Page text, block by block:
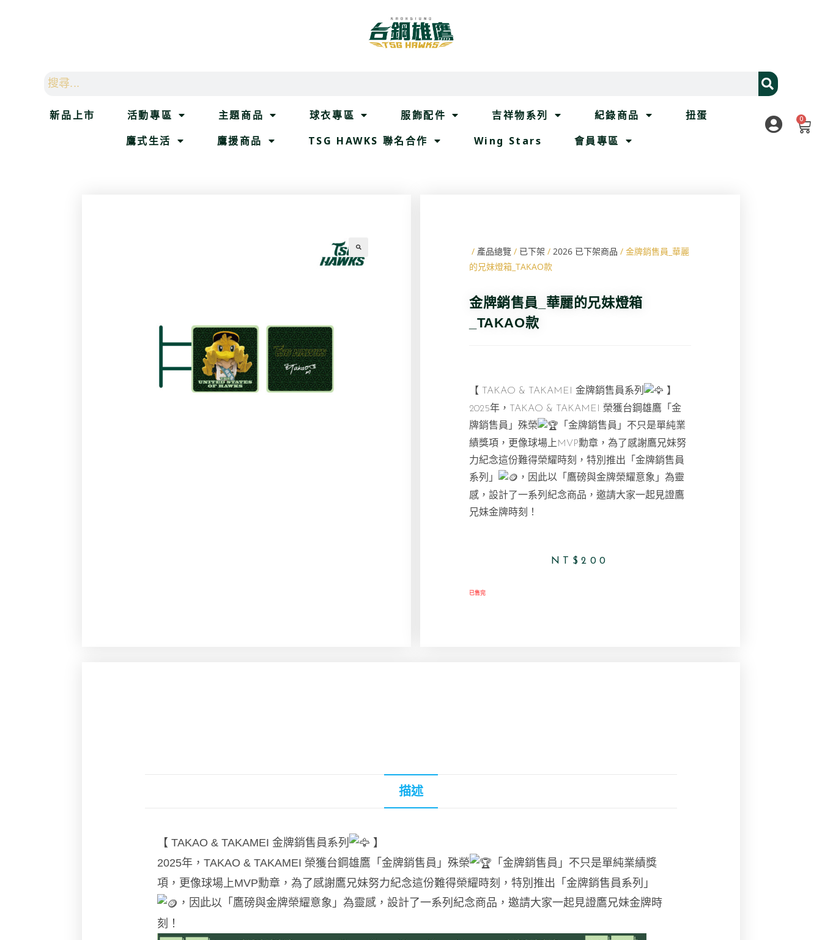
新品上市 活動專區 主題商品 球衣專區 服飾配件 吉祥物系列 紀錄商品
扭蛋
鷹式生活
鷹援商品 TSG HAWKS 聯名合作 Wing Stars 會員專區
0
/ 產品總覽 / 已下架 / 2026 已下架商品 / 金牌銷售員_華麗
的兄妹燈箱_TAKAO款
金牌銷售員_華麗的兄妹燈箱
_TAKAO款
【 TAKAO & TAKAMEI 金牌銷售員系列
】
2025年，TAKAO & TAKAMEI 榮獲台鋼雄鷹「金
牌銷售員」殊榮
「金牌銷售員」不只是單純業
績獎項，更像球場上MVP勳章， 為了感謝鷹兄妹努
力紀念這份難得榮耀時刻，特別推出「金牌銷售員
系列」
，因此以「鷹磅與金牌榮耀意象」為靈
感，設計了一系列紀念商品，邀請大家一起見證鷹
兄妹金牌時刻！
NT$200
已售完
描述
【 TAKAO & TAKAMEI 金牌銷售員系列
】
2025年，TAKAO & TAKAMEI 榮獲台鋼雄鷹「金牌銷售員」殊榮
「金牌銷售員」不只是單純業績獎
項，更像球場上MVP勳章，為了感謝鷹兄妹努力紀念這份難得榮耀時刻，特別推出「金牌銷售員系列」
，因此以「鷹磅與金牌榮耀意象」為靈感，設計了一系列紀念商品，邀請大家一起見證鷹兄妹金牌時
刻！